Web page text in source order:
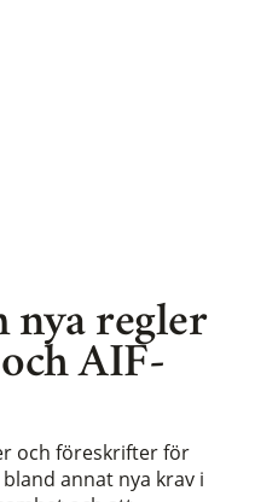
nya regler
AIF-
och föreskrifter för
annat nya krav i